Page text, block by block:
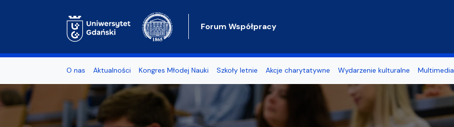
Forum Współpracy
O nas Aktualności Kongres Młodej Nauki Szkoły letnie Akcje charytatywne Wydarzenie kulturalne Multimedia